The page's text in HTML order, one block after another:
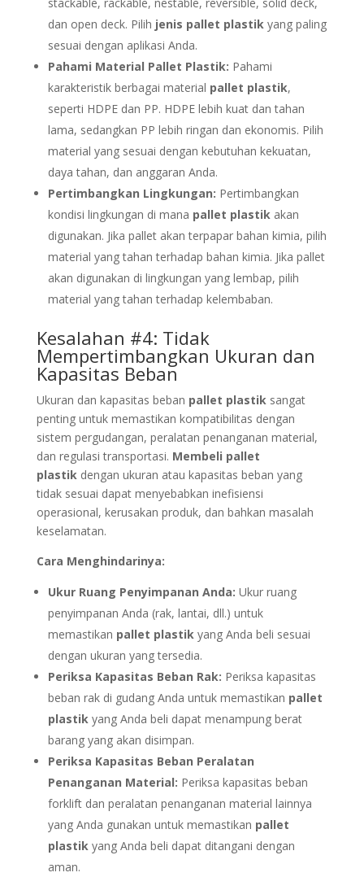
dan open deck. Pilih jenis pallet plastikyang paling
sesuai dengan aplikasi Anda.
Pahami Material Pallet Plastik: Pahami
karakteristik berbagai material pallet plastik,
seperti HDPE dan PP. HDPE lebih kuat dan tahan
lama, sedangkan PP lebih ringan dan ekonomis. Pilih
material yang sesuai dengan kebutuhan kekuatan,
daya tahan, dan anggaran Anda.
Pertimbangkan Lingkungan: Pertimbangkan
kondisi lingkungan di mana pallet plastikakan
digunakan. Jika pallet akan terpapar bahan kimia, pilih
material yang tahan terhadap bahan kimia. Jika pallet
akan digunakan di lingkungan yang lembap, pilih
material yang tahan terhadap kelembaban.
Kesalahan #4: Tidak
Mempertimbangkan Ukuran dan
Kapasitas Beban
Ukuran dan kapasitas beban pallet plastiksangat
penting untuk memastikan kompatibilitas dengan
sistem pergudangan, peralatan penanganan material,
dan regulasi transportasi. Membeli pallet
plastikdengan ukuran atau kapasitas beban yang
tidak sesuai dapat menyebabkan inefisiensi
operasional, kerusakan produk, dan bahkan masalah
keselamatan.
Cara Menghindarinya:
Ukur Ruang Penyimpanan Anda: Ukur ruang
penyimpanan Anda (rak, lantai, dll.) untuk
memastikan pallet plastikyang Anda beli sesuai
dengan ukuran yang tersedia.
Periksa Kapasitas Beban Rak: Periksa kapasitas
beban rak di gudang Anda untuk memastikan pallet
plastikyang Anda beli dapat menampung berat
barang yang akan disimpan.
Periksa Kapasitas Beban Peralatan
Penanganan Material: Periksa kapasitas beban
forklift dan peralatan penanganan material lainnya
yang Anda gunakan untuk memastikan pallet
plastikyang Anda beli dapat ditangani dengan
aman.